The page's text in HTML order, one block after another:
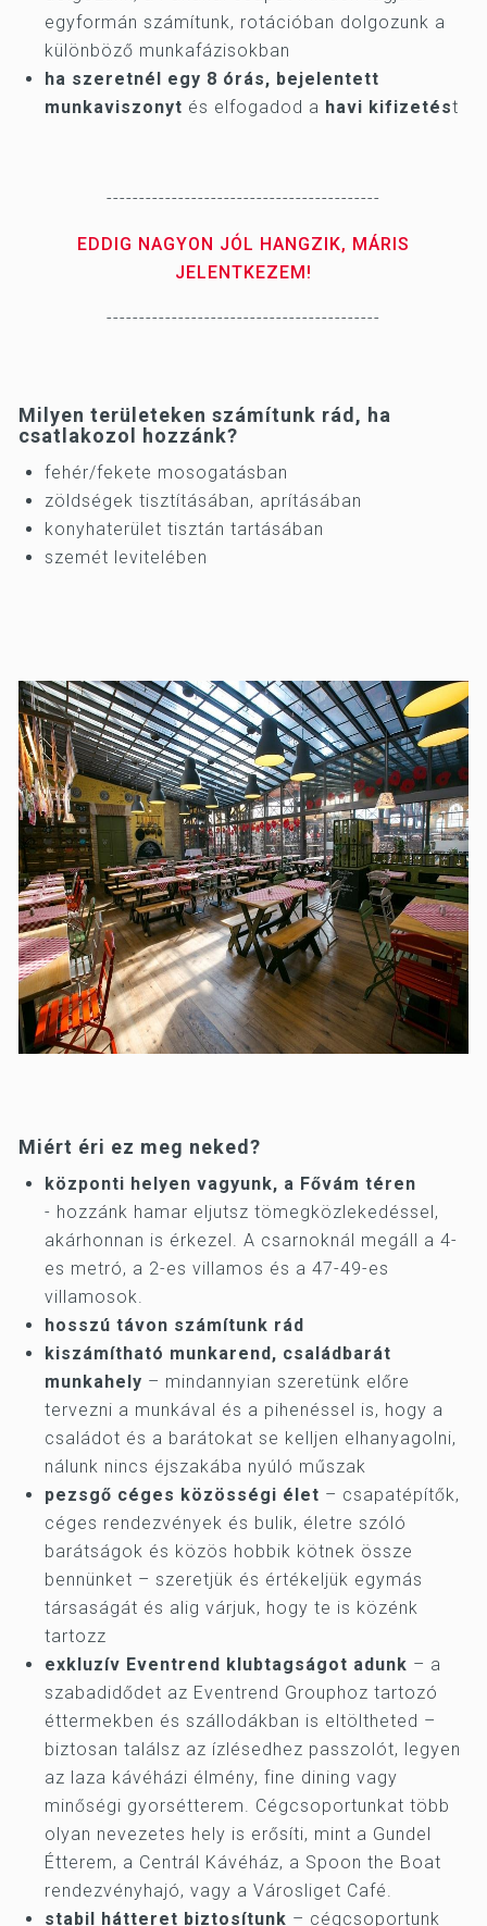
egyformán számítunk, rotációban dolgozunk a
különböző munkafázisokban
ha szeretnél egy 8 órás, bejelentett
munkaviszonyt és elfogadod a havi kifizetést
------------------------------------------
EDDIG NAGYON JÓL HANGZIK, MÁRIS
JELENTKEZEM!
------------------------------------------
Milyen területeken számítunk rád, ha
csatlakozol hozzánk?
fehér/fekete mosogatásban
zöldségek tisztításában, aprításában
konyhaterület tisztán tartásában
szemét levitelében
Miért éri ez meg neked?
központi helyen vagyunk, a Fővám téren
- hozzánk hamar eljutsz tömegközlekedéssel,
akárhonnan is érkezel. A csarnoknál megáll a 4-
es metró, a 2-es villamos és a 47-49-es
villamosok.
hosszú távon számítunk rád
kiszámítható munkarend, családbarát
munkahely – mindannyian szeretünk előre
tervezni a munkával és a pihenéssel is, hogy a
családot és a barátokat se kelljen elhanyagolni,
nálunk nincs éjszakába nyúló műszak
pezsgő céges közösségi élet – csapatépítők,
céges rendezvények és bulik, életre szóló
barátságok és közös hobbik kötnek össze
bennünket – szeretjük és értékeljük egymás
társaságát és alig várjuk, hogy te is közénk
tartozz
exkluzív Eventrend klubtagságot adunk – a
szabadidődet az Eventrend Grouphoz tartozó
éttermekben és szállodákban is eltöltheted –
biztosan találsz az ízlésedhez passzolót, legyen
az laza kávéházi élmény, fine dining vagy
minőségi gyorsétterem. Cégcsoportunkat több
olyan nevezetes hely is erősíti, mint a Gundel
Étterem, a Centrál Kávéház, a Spoon the Boat
rendezvényhajó, vagy a Városliget Café.
stabil hátteret biztosítunk – cégcsoportunk